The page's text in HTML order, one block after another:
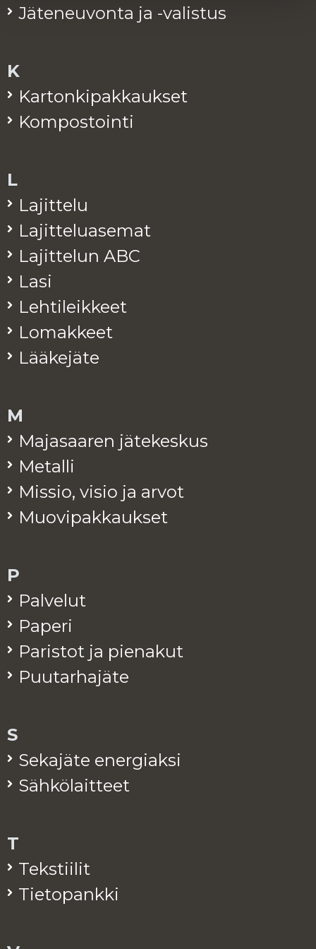
Jä­te­neu­von­ta ja -va­lis­tus
K
Kar­ton­ki­pak­kauk­set
Kom­pos­toin­ti
L
La­jit­te­lu
La­jit­te­lua­se­mat
La­jit­te­lun ABC
Lasi
Leh­ti­leik­keet
Lo­mak­keet
Lää­ke­jä­te
M
Ma­ja­saa­ren jä­te­kes­kus
Me­tal­li
Mis­sio, visio ja arvot
Muo­vi­pak­kauk­set
P
Pal­ve­lut
Pa­pe­ri
Pa­ris­tot ja pie­na­kut
Puu­tar­ha­jä­te
S
Se­ka­jä­te ener­giak­si
Säh­kö­lait­teet
T
Teks­tii­lit
Tie­to­pank­ki